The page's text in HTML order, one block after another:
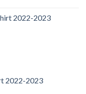
2022-2023
2022-2023